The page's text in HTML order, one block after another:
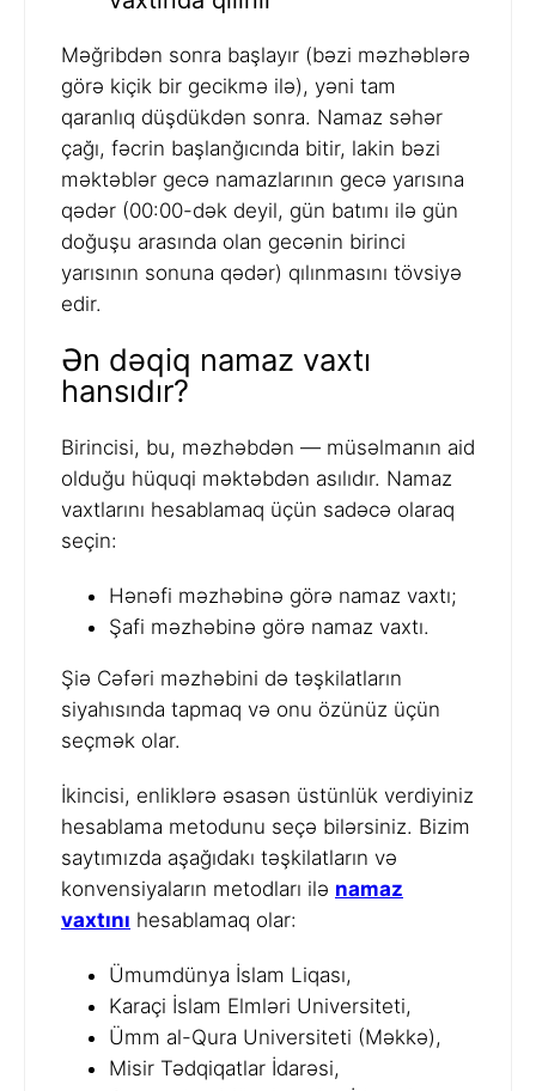
Məğribdən sonra başlayır (bəzi məzhəblərə
görə kiçik bir gecikmə ilə), yəni tam
qaranlıq düşdükdən sonra. Namaz səhər
çağı, fəcrin başlanğıcında bitir, lakin bəzi
məktəblər gecə namazlarının gecə yarısına
qədər (00:00-dək deyil, gün batımı ilə gün
doğuşu arasında olan gecənin birinci
yarısının sonuna qədər) qılınmasını tövsiyə
edir.
Ən dəqiq namaz vaxtı
hansıdır?
Birincisi, bu, məzhəbdən — müsəlmanın aid
olduğu hüquqi məktəbdən asılıdır. Namaz
vaxtlarını hesablamaq üçün sadəcə olaraq
seçin:
Hənəfi məzhəbinə görə namaz vaxtı;
Şafi məzhəbinə görə namaz vaxtı.
Şiə Cəfəri məzhəbini də təşkilatların
siyahısında tapmaq və onu özünüz üçün
seçmək olar.
İkincisi, enliklərə əsasən üstünlük verdiyiniz
hesablama metodunu seçə bilərsiniz. Bizim
saytımızda aşağıdakı təşkilatların və
konvensiyaların metodları ilə namaz
vaxtını hesablamaq olar:
Ümumdünya İslam Liqası,
Karaçi İslam Elmləri Universiteti,
Ümm al-Qura Universiteti (Məkkə),
Misir Tədqiqatlar İdarəsi,